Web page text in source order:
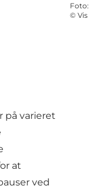
Foto:
©
på varieret
at
ved